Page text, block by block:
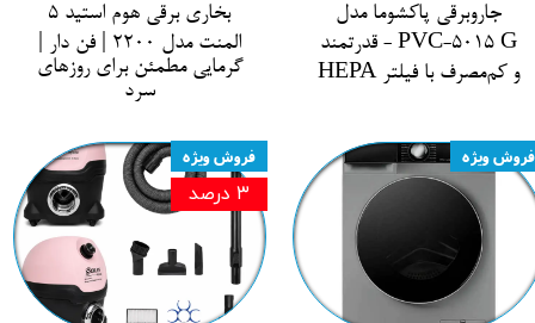
جاروبرقی پاکشوما مدل
PVC-5015 G - قدرتمند
و کم‌مصرف با فیلتر HEPA
بخاری برقی هوم استید 5
المنت مدل 2200 | فن دار |
گرمایی مطمئن برای روزهای
سرد
فروش ویژه فروش ویژه
۳ درصد